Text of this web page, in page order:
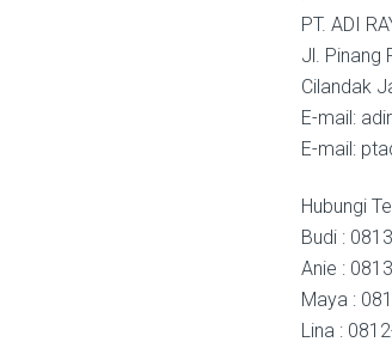
PT. ADI
Jl. Pinang
Cilandak
E-mail:
E-mail:
Hubungi
Budi :
Anie :
Maya :
Lina :